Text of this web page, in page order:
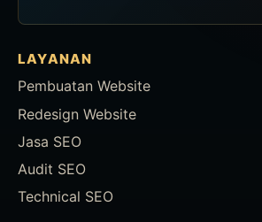
LAYANAN
Pembuatan Website
Redesign Website
Jasa SEO
Audit SEO
Technical SEO